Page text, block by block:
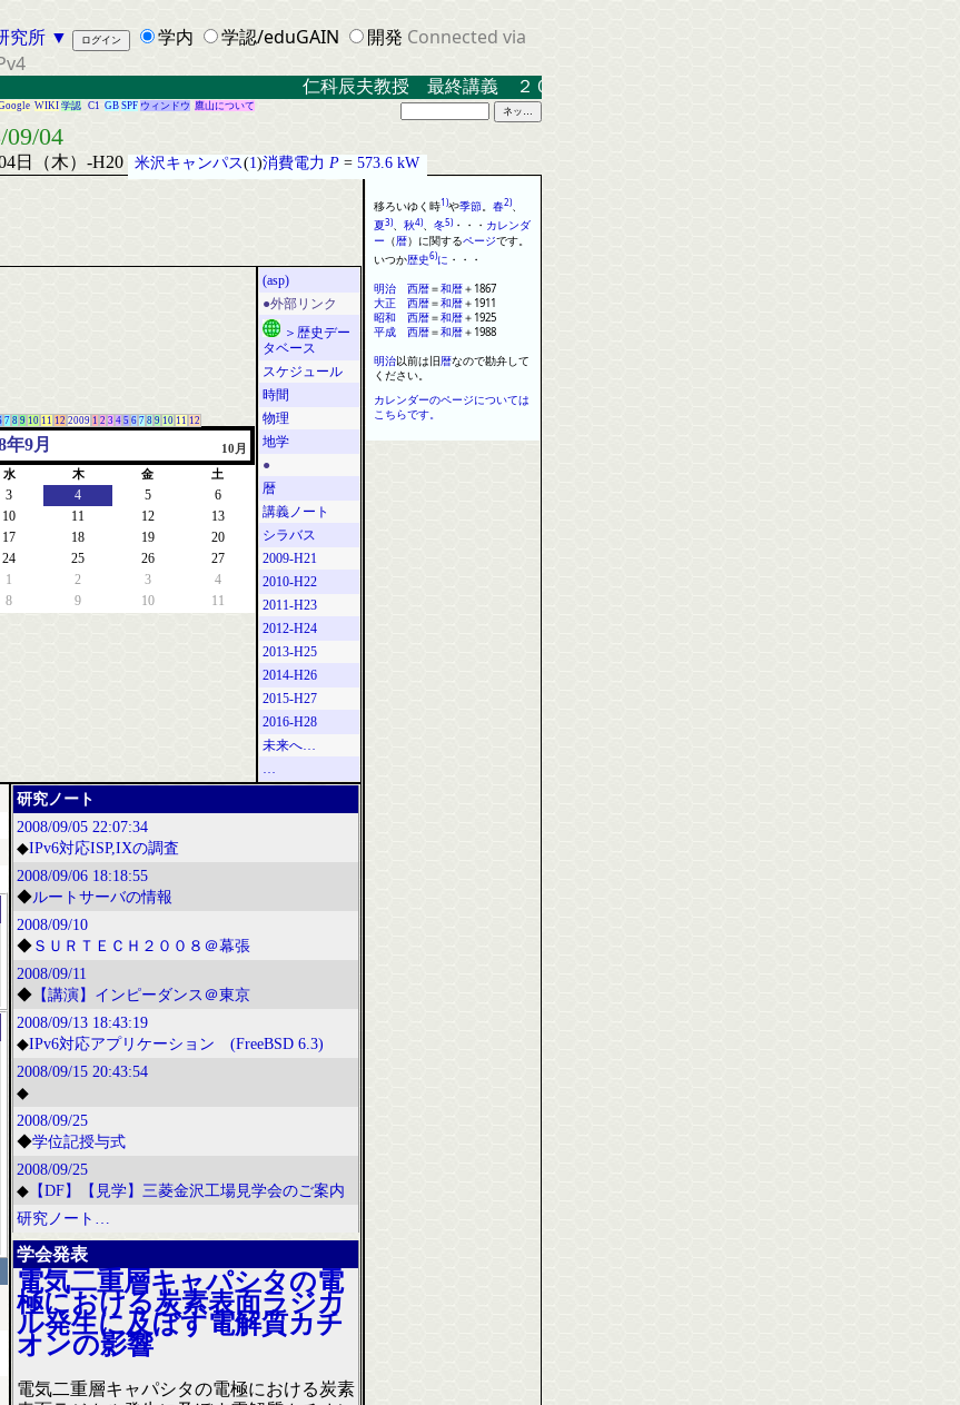
究所 ▼ 学内 学認/eduGAIN 開発 Connected via
仁科辰夫教授 最終講義 ２０２３．３．１７ 米沢キャンパス中示Ａ
WIKI 学認 C1 GB SPF ウィンドウ 鷹山について
09/04
日（木）-H20 米沢キャンパス(1)消費電力 P =573.6 kW
7 8 9 10 11 12 2009 1 2 3 4 5 6 7 8 9 10 11 12
年9月 10月
水 木 金 土
3 4 5
6
10 11 12
13
17 18 19
20
24 25 26
27
1 2 3
4
8 9 10 11
(asp)
●外部リンク
＞歴史デー
タベース
スケジュール
時間
物理
地学
●
暦
講義ノート
シラバス
2009-H21
2010-H22
2011-H23
2012-H24
2013-H25
2014-H26
2015-H27
2016-H28
未来へ…
…
研究ノート
2008/09/05 22:07:34
◆IPv6対応ISP,IXの調査
2008/09/06 18:18:55
◆ルートサーバの情報
2008/09/10
◆ ＳＵＲＴＥＣＨ２００８＠幕張
2008/09/11
◆ 【講演】インピーダンス＠東京
2008/09/13 18:43:19
◆IPv6対応アプリケーション (FreeBSD 6.3)
2008/09/15 20:43:54
◆
2008/09/25
◆学位記授与式
2008/09/25
◆ 【DF】【見学】三菱金沢工場見学会のご案内
研究ノート…
学会発表
電気二重層キャパシタの電
極における炭素表面ラジカ
ル発生に及ぼす電解質カチ
オンの影響
電気二重層キャパシタの電極における炭素
移ろいゆく時1)や季節。 春2)、
夏3)、 秋4)、 冬5)・ ・ ・ カレンダ
ー （暦） に関するページです。
いつか歴史6)に ・ ・
・
明治
西暦＝和暦＋ 1867
大正
西暦＝和暦＋ 1911
昭和
西暦＝和暦＋ 1925
平成
西暦＝和暦＋ 1988
明治以前は旧暦なので勘弁して
ください。
カレンダーのページについては
こちらです。